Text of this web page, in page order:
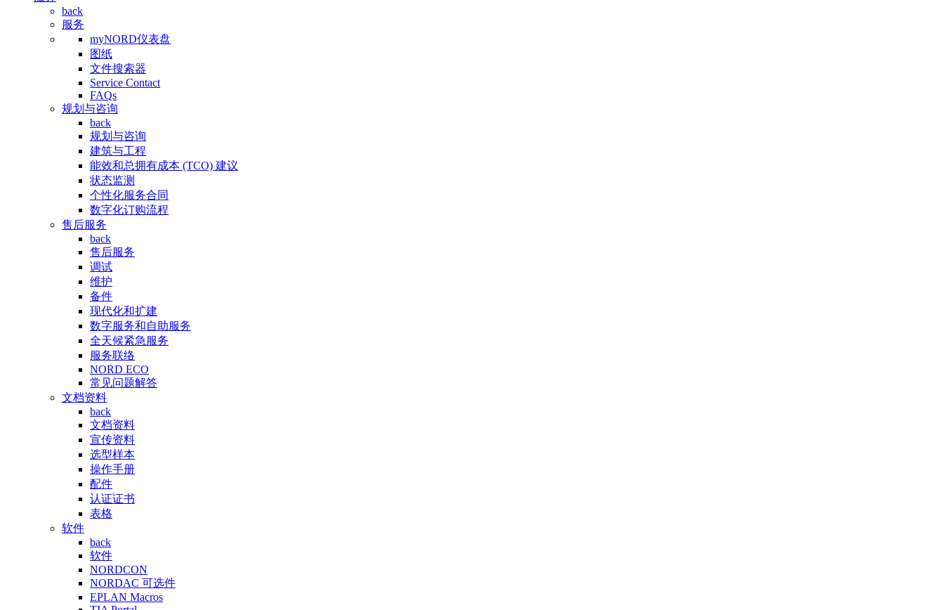
back
服务
myNORD仪表盘
图纸
文件搜索器
Service Contact
FAQs
规划与咨询
back
规划与咨询
建筑与工程
能效和总拥有成本 (TCO) 建议
状态监测
个性化服务合同
数字化订购流程
售后服务
back
售后服务
调试
维护
备件
现代化和扩建
数字服务和自助服务
全天候紧急服务
服务联络
NORD ECO
常见问题解答
文档资料
back
文档资料
宣传资料
选型样本
操作手册
配件
认证证书
表格
软件
back
软件
NORDCON
NORDAC 可选件
EPLAN Macros